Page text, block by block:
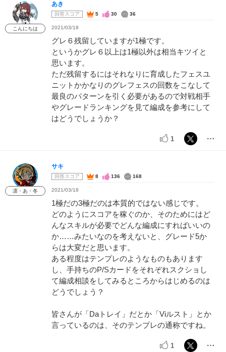
こんにちは
あき
回答スコア 5 30 36
2021/03/18
グレ６残留していますが1極です。
というかグレ６以上は1極以外は相当キツイと
思います。
ただ残留するにはそれなりに育成したフェスユ
ニットかかなりのグレフェスの回数をこなして
最良のパターンを引く必要があるので対戦相手
やグレードランキングを見て編成を参考にして
はどうでしょうか？
1
凛・あ・冬
サキ
回答スコア 8 136 168
2021/03/18
1極だの3極だのは本質的ではない感じです。
どのようにスコアを稼ぐのか、そのためにはど
んなスキルが必要でどんな編成にすればいいの
か……みたいなのを考えないと、グレード5か
らは大変だと思います。
ある程度はテンプレのようなものもあります
し、手持ちのP/Sカードをそれぞれスクショし
て編成相談をしてみるところからはじめるのは
どうでしょう？
皆さんが「Daトレイ」だとか「Viルスト」とか
言っているのは、そのテンプレの通称ですね。
1